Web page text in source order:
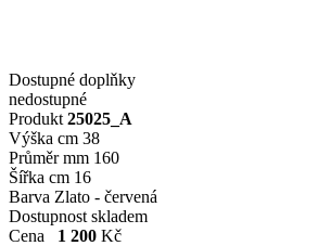
Dostupné doplňky
nedostupné
Produkt 25025_A
Výška cm 38
Průměr mm 160
Šířka cm 16
Barva Zlato - červená
Dostupnost skladem
Cena
1 200 Kč